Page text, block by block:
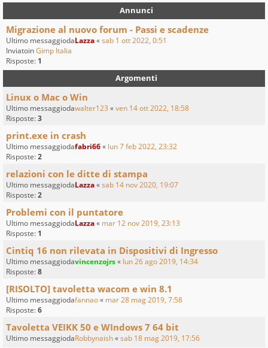
Annunci
Migrazione al nuovo forum - Passi e scadenze
Ultimo messaggiodaLazza«sab 1 ott 2022, 0:51
InviatoinGimp Italia
Risposte: 1
Argomenti
Linux o Mac o Win
Ultimo messaggiodawalter123 «ven 14 ott 2022, 18:58
Risposte:3
print.exe in crash
Ultimo messaggiodafabri66« lun 7 feb 2022, 23:32
Risposte:2
relazioni con le ditte di stampa
Ultimo messaggiodaLazza«sab 14 nov 2020, 19:07
Risposte:2
Problemi con il puntatore
Ultimo messaggiodaLazza« mar 12 nov 2019, 23:13
Risposte: 1
Cintiq 16 non rilevata in Dispositivi di Ingresso
Ultimo messaggiodavincenzojrs« lun 26 ago 2019, 14:34
Risposte:8
[RISOLTO] tavoletta wacom e win 8.1
Ultimo messaggiodafannao« mar 28 mag 2019, 7:58
Risposte:6
Tavoletta VEIKK 50 e WIndows 7 64 bit
Ultimo messaggiodaRobbynaish«sab 18 mag 2019, 17:56